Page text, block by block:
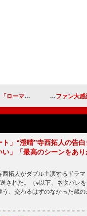
ナビゲーター RAINBOWの握
ト」“澄晴”寺西拓人の告
」「最高のシーンをあり
拓人がダブル主演するドラ
された。（※以下、ネタバレ
う、交わるはずのなかった歳